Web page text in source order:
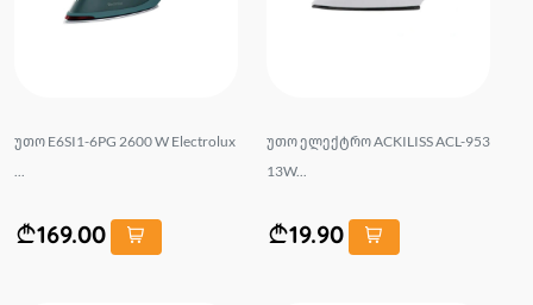
უთო E6SI1-6PG 2600 W Electrolux
169.00
უთო ელექტრო ACKILISS ACL-953
13W...
19.90